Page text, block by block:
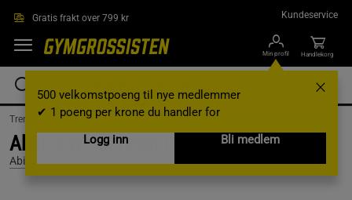
Gratis frakt over 799 kr Kundeservice
Min profil
500 velkomstpoeng til nye medlemmer
✔ 1 poeng per krone du handler for
Logg inn
Bli medlem
Handlekorg
Treningsutstyr & tilbehør /Vektvest
Abilica WeightVest Power
Abilica